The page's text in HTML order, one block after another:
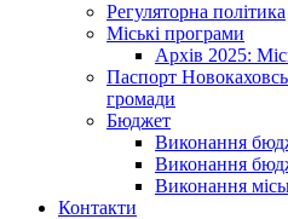
Регуляторна політика
Міські програми
Архів 2025:
Паспорт
громади
Бюджет
Виконання
Виконання
Виконання
Контакти